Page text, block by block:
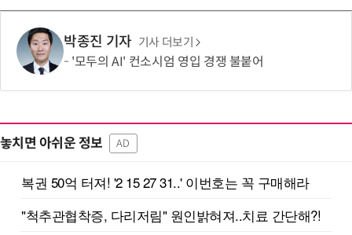
박종진 기자 기사 더보기
'모두의 AI' 컨소시엄 영입 경쟁 불붙어
놓치면 아쉬운 정보 AD